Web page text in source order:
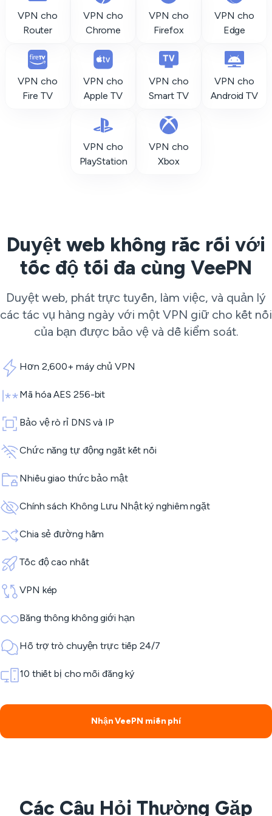
VPN cho
Router
VPN cho
Chrome
VPN cho
Firefox
VPN cho
Edge
VPN cho
Fire TV
VPN cho
Apple TV
VPN cho
Smart TV
VPN cho
Android TV
VPN cho
PlayStation
VPN cho
Xbox
Duyệt web không rắc rối với
tốc độ tối đa cùng VeePN
Duyệt web, phát trực tuyến, làm việc, và quản lý
các tác vụ hàng ngày với một VPN giữ cho kết nối
của bạn được bảo vệ và dễ kiểm soát.
Hơn 2,600+ máy chủ VPN
Mã hóa AES 256-bit
Bảo vệ rò rỉ DNS và IP
Chức năng tự động ngắt kết nối
Nhiều giao thức bảo mật
Chính sách Không Lưu Nhật ký nghiêm ngặt
Chia sẻ đường hầm
Tốc độ cao nhất
VPN kép
Băng thông không giới hạn
Hỗ trợ trò chuyện trực tiếp 24/7
10 thiết bị cho mỗi đăng ký
Nhận VeePN miễn phí
Các Câu Hỏi Thường Gặp